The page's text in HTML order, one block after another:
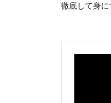
徹底して身に